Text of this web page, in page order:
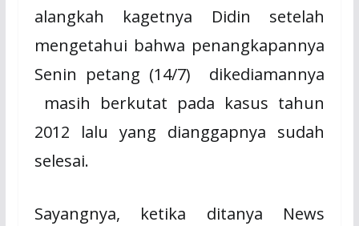
alangkah kagetnya Didin setelah
mengetahui bahwa penangkapannya
Senin petang (14/7)
dikediamannya
masih berkutat pada kasus tahun
2012 lalu yang dianggapnya sudah
selesai.
Sayangnya, ketika ditanya News